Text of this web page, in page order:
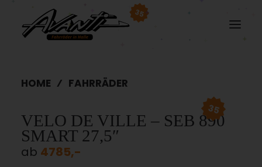
35
HOME FAHRRÄDER
VELO DE VILLE – SEB 890
SMART 27,5″
35
ab 4785,-